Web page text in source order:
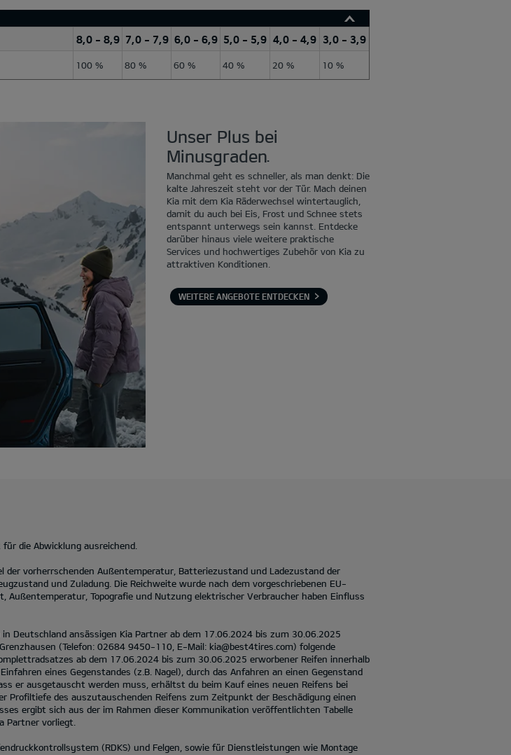
8,0 - 8,9 7,0 - 7,9 6,0 - 6,9 5,0 - 5,9 4,0 - 4,9 3,0 - 3,9
100 % 80 % 60 % 40 % 20 % 10 %
Unser Plus bei
Minusgraden.
Manchmal geht es schneller, als man denkt: Die
kalte Jahreszeit steht vor der Tür. Mach deinen
Kia mit dem Kia Räderwechsel wintertauglich,
damit du auch bei Eis, Frost und Schnee stets
entspannt unterwegs sein kannst. Entdecke
darüber hinaus viele weitere praktische
Services und hochwertiges Zubehör von Kia zu
attraktiven Konditionen.
WEITERE ANGEBOTE ENTDECKEN
die Abwicklung ausreichend.
der vorherrschenden Außentemperatur, Batteriezustand und Ladezustand der
und Zuladung. Die Reichweite wurde nach dem vorgeschriebenen EU-
Außentemperatur, Topografie und Nutzung elektrischer Verbraucher haben Einfluss
Deutschland ansässigen Kia Partner ab dem 17.06.2024 bis zum 30.06.2025
(Telefon: 02684 9450-110, E-Mail: kia@best4tires.com) folgende
ab dem 17.06.2024 bis zum 30.06.2025 erworbener Reifen innerhalb
eines Gegenstandes (z.B. Nagel), durch das Anfahren an einen Gegenstand
er ausgetauscht werden muss, erhältst du beim Kauf eines neuen Reifens bei
Profiltiefe des auszutauschenden Reifens zum Zeitpunkt der Beschädigung einen
ergibt sich aus der im Rahmen dieser Kommunikation veröffentlichten Tabelle
Partner vorliegt.
(RDKS) und Felgen, sowie für Dienstleistungen wie Montage